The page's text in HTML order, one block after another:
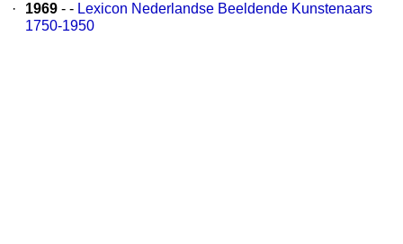
·
1969 - - Lexicon Nederlandse Beeldende Kunstenaars
1750-1950